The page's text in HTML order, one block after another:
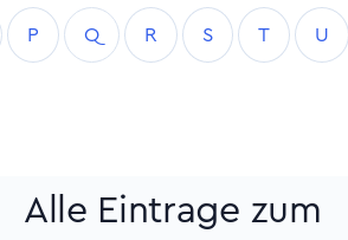
P Q R S T U
Alle Eintrage zum